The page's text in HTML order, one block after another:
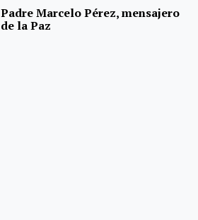
Padre Marcelo Pérez, mensajero
de la Paz